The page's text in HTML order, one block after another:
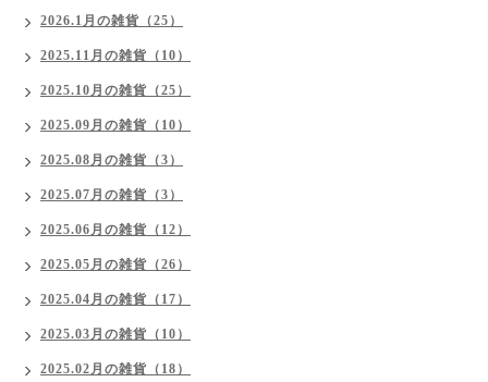
2026.1月の雑貨（25）
2025.11月の雑貨（10）
2025.10月の雑貨（25）
2025.09月の雑貨（10）
2025.08月の雑貨（3）
2025.07月の雑貨（3）
2025.06月の雑貨（12）
2025.05月の雑貨（26）
2025.04月の雑貨（17）
2025.03月の雑貨（10）
2025.02月の雑貨（18）